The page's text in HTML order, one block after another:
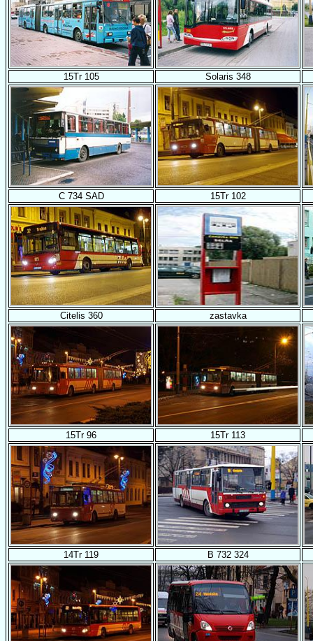
15Tr 105 Solaris 348
C 734 SAD 15Tr 102
Citelis 360 zastavka
15Tr 96 15Tr 113
14Tr 119 B 732 324